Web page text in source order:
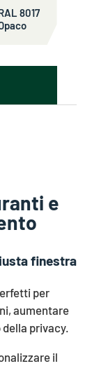
8017
e
finestra
per
aumentare
privacy.
il